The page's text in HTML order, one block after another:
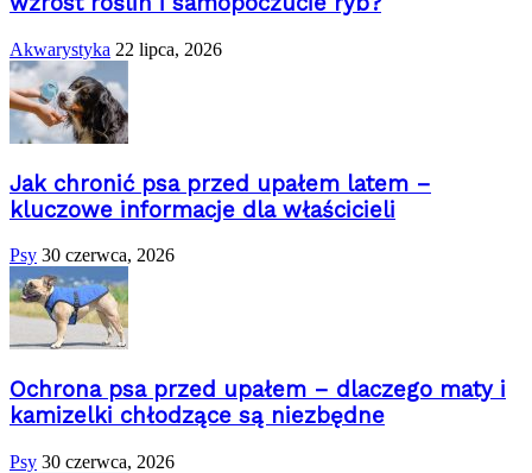
Akwarystyka 22 lipca, 2026
Jak chronić psa przed upałem latem –
kluczowe informacje dla właścicieli
Psy 30 czerwca, 2026
Ochrona psa przed upałem – dlaczego maty i
kamizelki chłodzące są niezbędne
Psy 30 czerwca, 2026